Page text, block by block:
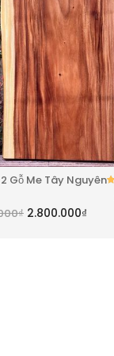
Gỗ Me Tây Nguyên
₫ 2.800.000₫